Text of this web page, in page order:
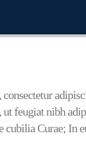
feugiat nibh
cubilia Curae; In